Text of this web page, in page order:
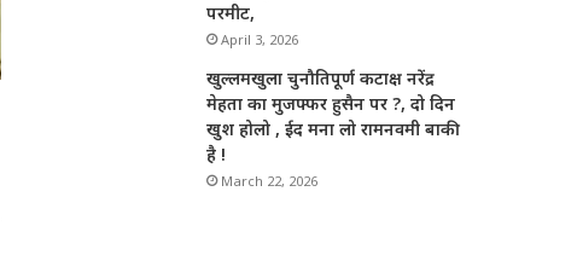
परमीट,
April 3, 2026
खुल्लमखुला चुनौतिपूर्ण कटाक्ष नरेंद्र
मेहता का मुजफ्फर हुसैन पर ?, दो दिन
खुश होलो , ईद मना लो रामनवमी बाकी
है !
March 22, 2026